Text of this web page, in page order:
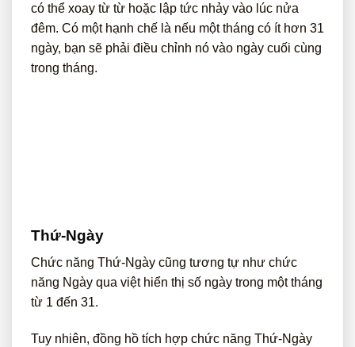
có thể xoay từ từ hoặc lập tức nhảy vào lúc nửa
đêm. Có một hạnh chế là nếu một tháng có ít hơn 31
ngày, bạn sẽ phải điều chỉnh nó vào ngày cuối cùng
trong tháng.
Thứ-Ngày
Chức năng Thứ-Ngày cũng tương tự như chức
năng Ngày qua việt hiển thị số ngày trong một tháng
từ 1 đến 31.
Tuy nhiên, đồng hồ tích hợp chức năng Thứ-Ngày